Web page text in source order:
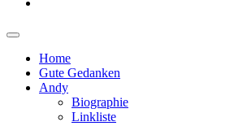
Home
Gute Gedanken
Andy
Biographie
Linkliste